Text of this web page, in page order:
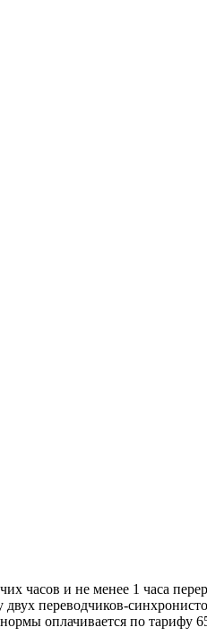
часов и не менее 1 часа
двух переводчиков-
оплачивается по тарифу